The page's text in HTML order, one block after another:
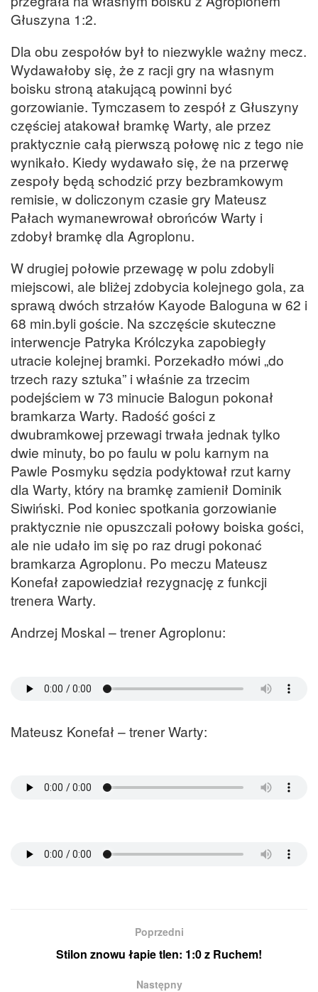
Głuszyna 1:2.
Dla obu zespołów był to niezwykle ważny mecz.
Wydawałoby się, że z racji gry na własnym
boisku stroną atakującą powinni być
gorzowianie. Tymczasem to zespół z Głuszyny
częściej atakował bramkę Warty, ale przez
praktycznie całą pierwszą połowę nic z tego nie
wynikało. Kiedy wydawało się, że na przerwę
zespoły będą schodzić przy bezbramkowym
remisie, w doliczonym czasie gry Mateusz
Pałach wymanewrował obrońców Warty i
zdobył bramkę dla Agroplonu.
W drugiej połowie przewagę w polu zdobyli
miejscowi, ale bliżej zdobycia kolejnego gola, za
sprawą dwóch strzałów Kayode Baloguna w 62 i
68 min.byli goście. Na szczęście skuteczne
interwencje Patryka Królczyka zapobiegły
utracie kolejnej bramki. Porzekadło mówi „do
trzech razy sztuka” i właśnie za trzecim
podejściem w 73 minucie Balogun pokonał
bramkarza Warty. Radość gości z
dwubramkowej przewagi trwała jednak tylko
dwie minuty, bo po faulu w polu karnym na
Pawle Posmyku sędzia podyktował rzut karny
dla Warty, który na bramkę zamienił Dominik
Siwiński. Pod koniec spotkania gorzowianie
praktycznie nie opuszczali połowy boiska gości,
ale nie udało im się po raz drugi pokonać
bramkarza Agroplonu. Po meczu Mateusz
Konefał zapowiedział rezygnację z funkcji
trenera Warty.
Andrzej Moskal – trener Agroplonu:
Mateusz Konefał – trener Warty:
Poprzedni
Stilon znowu łapie tlen: 1:0 z Ruchem!
Następny